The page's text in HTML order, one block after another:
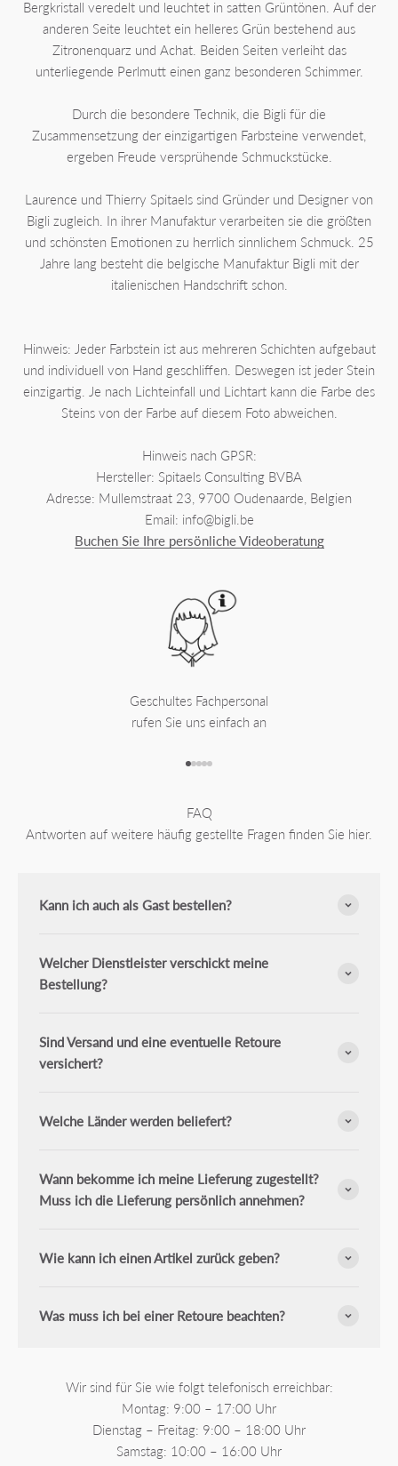
Bergkristall veredelt und leuchtet in satten Grüntönen. Auf der
anderen Seite leuchtet ein helleres Grün bestehend aus
Zitronenquarz und Achat. Beiden Seiten verleiht das
unterliegende Perlmutt einen ganz besonderen Schimmer.
Durch die besondere Technik, die Bigli für die
Zusammensetzung der einzigartigen Farbsteine verwendet,
ergeben Freude versprühende Schmuckstücke.
Laurence und Thierry Spitaels sind Gründer und Designer von
Bigli zugleich. In ihrer Manufaktur verarbeiten sie die größten
und schönsten Emotionen zu herrlich sinnlichem Schmuck. 25
Jahre lang besteht die belgische Manufaktur Bigli mit der
italienischen Handschrift schon.
Hinweis: Jeder Farbstein ist aus mehreren Schichten aufgebaut
und individuell von Hand geschliffen. Deswegen ist jeder Stein
einzigartig. Je nach Lichteinfall und Lichtart kann die Farbe des
Steins von der Farbe auf diesem Foto abweichen.
Hinweis nach GPSR:
Hersteller: Spitaels Consulting BVBA
Adresse: Mullemstraat 23, 9700 Oudenaarde, Belgien
Email: info@bigli.be
Buchen Sie Ihre persönliche Videoberatung
Geschultes Fachpersonal
rufen Sie uns einfach an
FAQ
Antworten auf weitere häufig gestellte Fragen finden Sie hier.
Kann ich auch als Gast bestellen?
Welcher Dienstleister verschickt meine
Bestellung?
Sind Versand und eine eventuelle Retoure
versichert?
Welche Länder werden beliefert?
Wann bekomme ich meine Lieferung zugestellt?
Muss ich die Lieferung persönlich annehmen?
Wie kann ich einen Artikel zurück geben?
Was muss ich bei einer Retoure beachten?
Wir sind für Sie wie folgt telefonisch erreichbar:
Montag: 9:00 – 17:00 Uhr
Dienstag – Freitag: 9:00 – 18:00 Uhr
Samstag: 10:00 – 16:00 Uhr